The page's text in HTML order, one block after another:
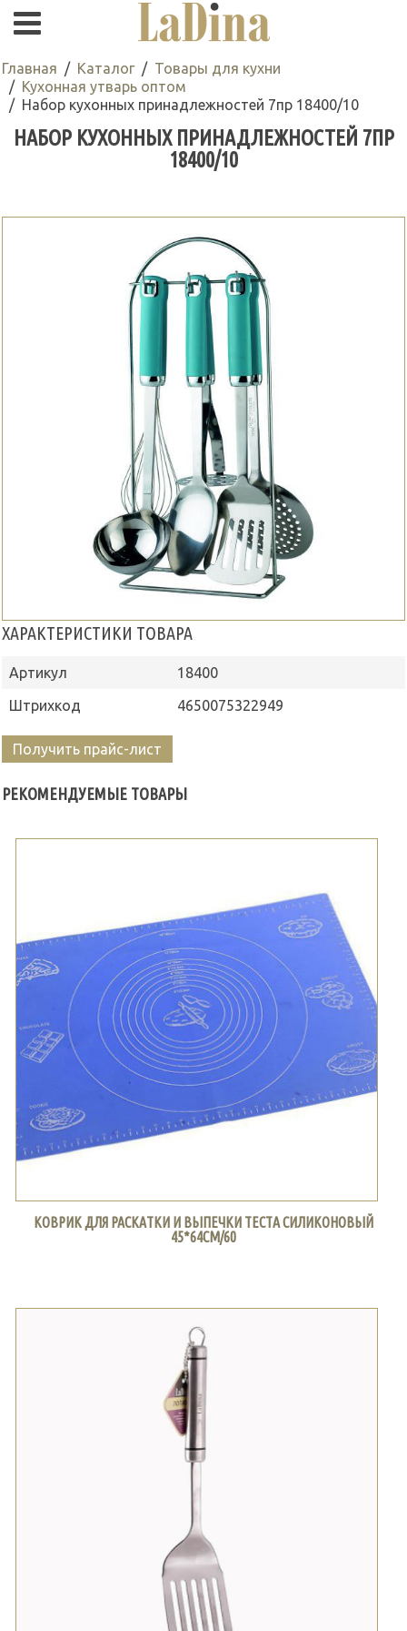
Главная Каталог
Товары для кухни
Кухонная утварь оптом
Набор кухонных принадлежностей 7пр 18400/10
НАБОР КУХОННЫХ ПРИНАДЛЕЖНОСТЕЙ 7ПР
18400/10
ХАРАКТЕРИСТИКИ ТОВАРА
Артикул
18400
Штрихкод
4650075322949
Получить прайс-лист
РЕКОМЕНДУЕМЫЕ ТОВАРЫ
КОВРИК ДЛЯ РАСКАТКИ И ВЫПЕЧКИ ТЕСТА СИЛИКОНОВЫЙ
45*64СМ/60